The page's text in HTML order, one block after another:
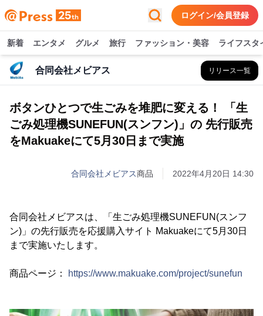
ログイン/会員登録
新着 エンタメ グルメ 旅行 ファッション・美容 ライフスタ
合同会社メビアス リリース一覧
ボタンひとつで生ごみを堆肥に変える！ 「生
ごみ処理機SUNEFUN(スンフン)」の 先行販売
をMakuakeにて5月30日まで実施
合同会社メビアス商品 2022年4月20日 14:30
合同会社メビアスは、「生ごみ処理機SUNEFUN(スンフ
ン)」の先行販売を応援購入サイト Makuakeにて5月30日
まで実施いたします。
商品ページ： https://www.makuake.com/project/sunefun